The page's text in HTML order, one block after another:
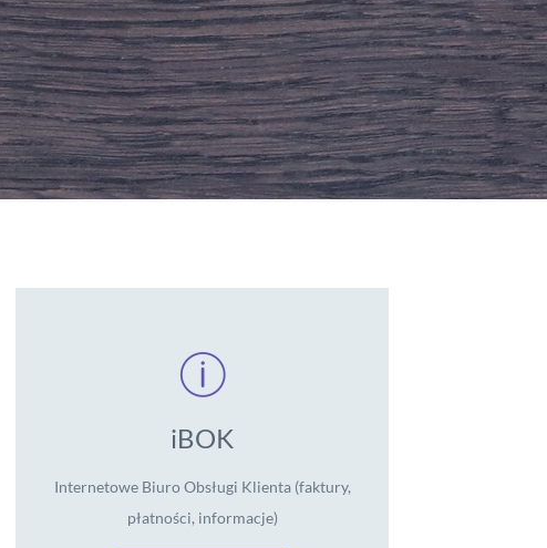
iBOK
Internetowe Biuro Obsługi Klienta (faktury,
płatności, informacje)